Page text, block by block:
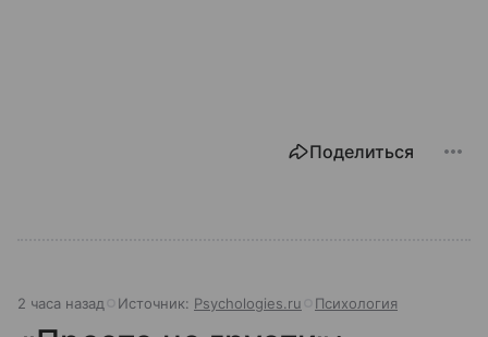
Поделиться
2 часа назад Источник: Psychologies.ru Психология